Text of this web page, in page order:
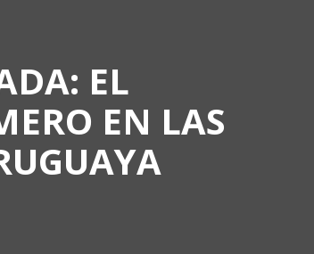
EL
EN LAS